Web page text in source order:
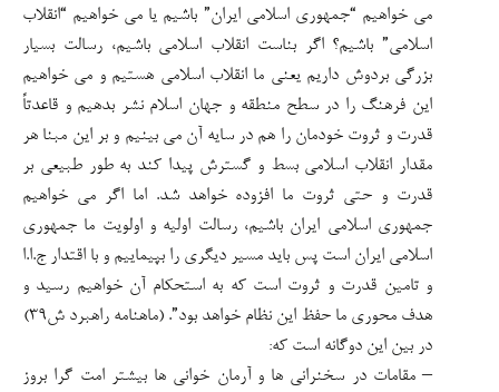
می خواهیم “جمهوری اسلامی ایران” باشیم یا می خواهیم “انقلاب
اسلامی” باشیم؟ اگر بناست انقلاب اسلامی باشیم، رسالت بسیار
بزرگی بردوش داریم یعنی ما انقلاب اسلامی هستیم و می خواهیم
این فرهنگ را در سطح منطقه و جهان اسلام نشر بدهیم و قاعدتاً
قدرت و ثروت خودمان را هم در سایه آن می بینیم و بر این مبنا هر
مقدار انقلاب اسلامی بسط و گسترش پیدا کند به طور طبیعی بر
قدرت و حتی ثروت ما افزوده خواهد شد. اما اگر می خواهیم
جمهوری اسلامی ایران باشیم، رسالت اولیه و اولویت ما جمهوری
اسلامی ایران است پس باید مسیر دیگری را بپیماییم و با اقتدار ج.ا.ا
و تامین قدرت و ثروت است که به استحکام آن خواهیم رسید و
هدف محوری ما حفظ این نظام خواهد بود”. (ماهنامه راهبرد ش۳۹)
در بین این دوگانه است که:
– مقامات در سخنرانی ها و آرمان خوانی ها بیشتر امت گرا بروز